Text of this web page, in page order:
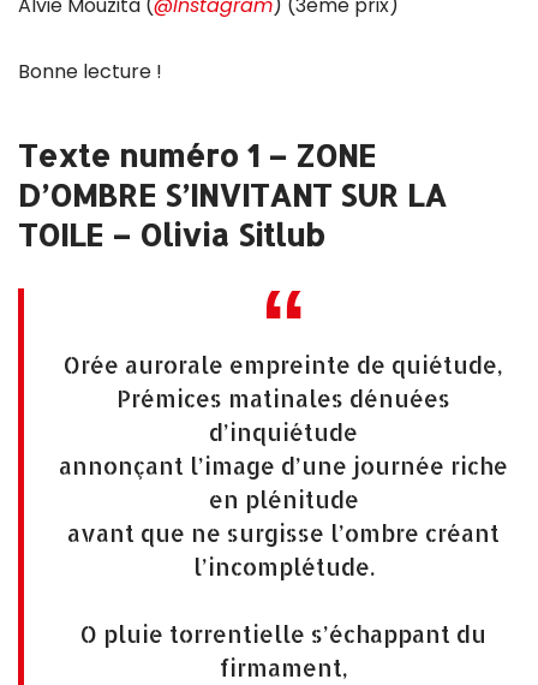
Bonne lecture !
Texte numéro 1 – ZONE
D’OMBRE S’INVITANT SUR LA
TOILE – Olivia Sitlub
Orée aurorale empreinte de quiétude,
Prémices matinales dénuées
d’inquiétude
annonçant l’image d’une journée riche
en plénitude
avant que ne surgisse l’ombre créant
l’incomplétude.
O pluie torrentielle s’échappant du
firmament,